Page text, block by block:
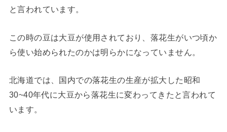
と言われています。
この時の豆は大豆が使用されており、落花生がいつ頃か
ら使い始められたのかは明らかになっていません。
北海道では、国内での落花生の生産が拡大した昭和
30~40年代に大豆から落花生に変わってきたと言われて
います。